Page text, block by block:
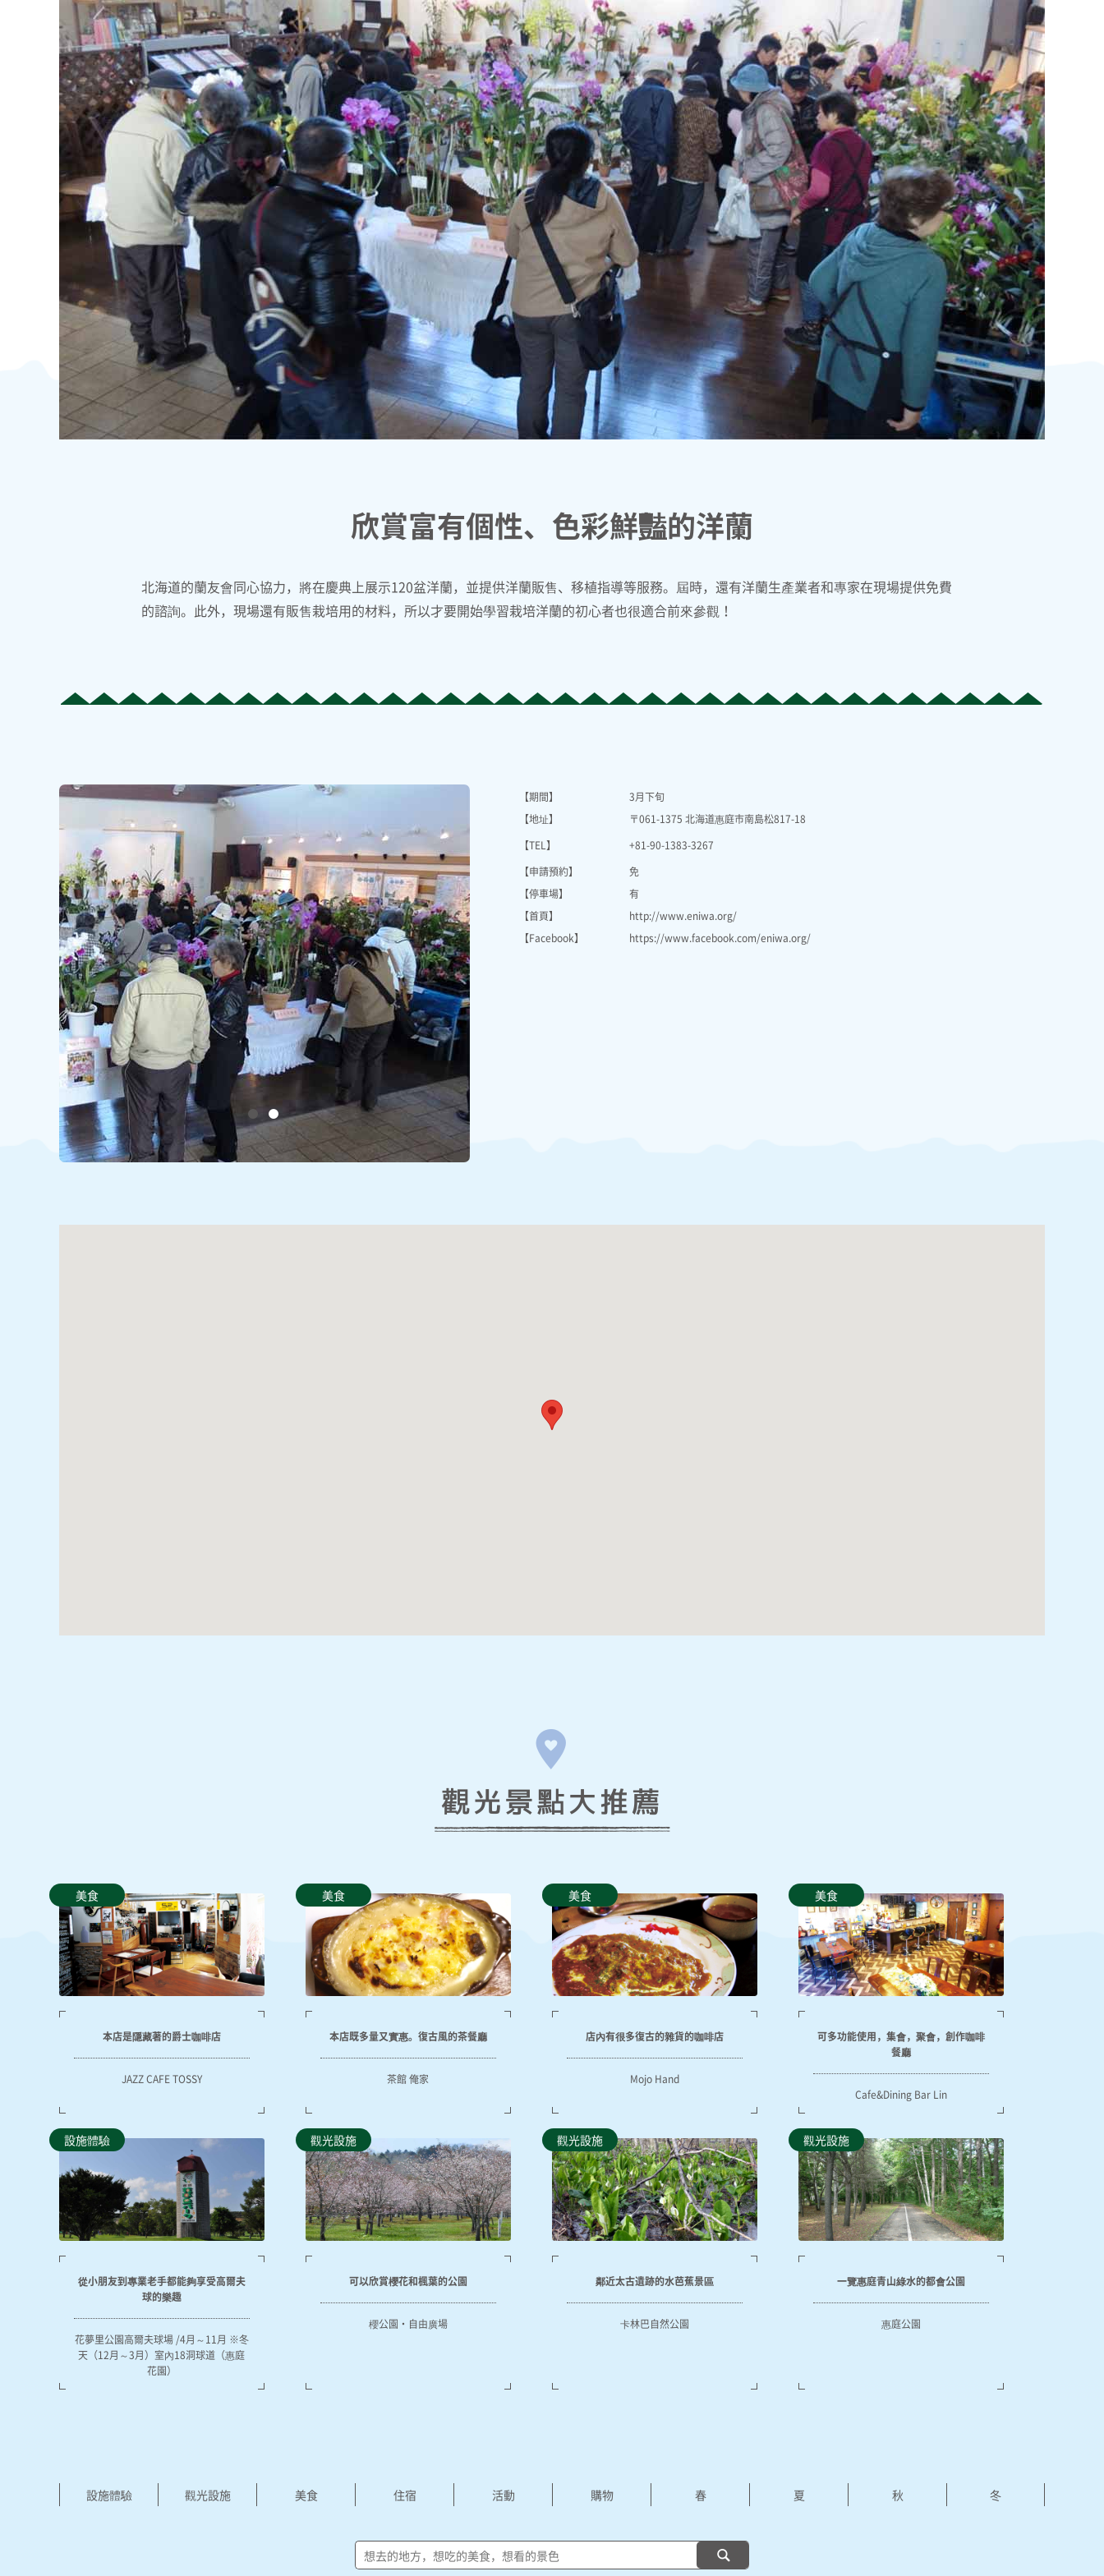
欣賞富有個性、色彩鮮豔的洋蘭
北海道的蘭友會同心協力，將在慶典上展示120盆洋蘭，並提供洋蘭販售、移植指導等服務。屆時，還有洋蘭生產業者和專家在現場提供免費
的諮詢。此外，現場還有販售栽培用的材料，所以才要開始學習栽培洋蘭的初心者也很適合前來參觀！
【期間】
3月下旬
【地址】
〒061-1375 北海道惠庭市南島松817-18
【TEL】
+81-90-1383-3267
【申請預約】
免
【停車場】
有
【首頁】
http://www.eniwa.org/
【Facebook】
https://www.facebook.com/eniwa.org/
美食
本店是隱藏著的爵士咖啡店
JAZZ CAFE TOSSY
美食
本店既多量又實惠。復古風的茶餐廳
茶館 俺家
美食
店內有很多復古的雜貨的咖啡店
Mojo Hand
美食
可多功能使用，集會，聚會，創作咖啡
餐廳
Cafe&Dining Bar Lin
設施體驗
從小朋友到專業老手都能夠享受高爾夫
球的樂趣
花夢里公園高爾夫球場 /4月～11月 ※冬
天（12月～3月）室內18洞球道（惠庭
花園）
觀光設施
可以欣賞櫻花和楓葉的公園
櫻公園・自由廣場
觀光設施
鄰近太古遺跡的水芭蕉景區
卡林巴自然公園
觀光設施
一覽惠庭青山綠水的都會公園
惠庭公園
設施體驗 觀光設施 美食 住宿 活動 購物 春 夏 秋 冬